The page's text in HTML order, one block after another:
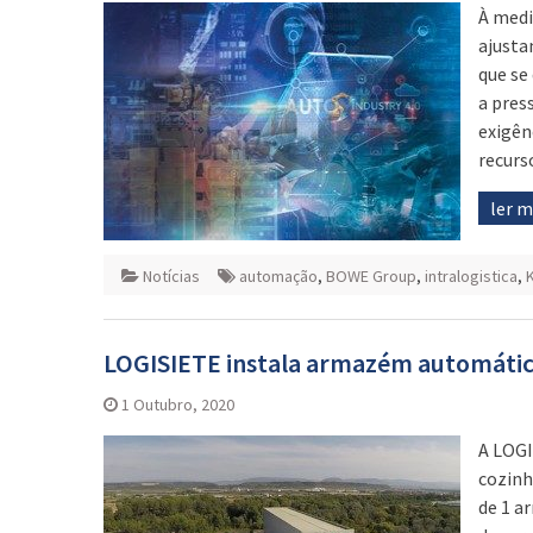
À
que
a
ler
Notícias automação, BOWE Group, intralogistica,
LOGISIETE instala armazém
1 Outubro, 2020
A
de 1